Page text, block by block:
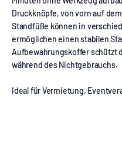
Druckknöpfe, von vorn auf
Standfüße können in
ermöglichen einen stabilen
Aufbewahrungskoffer schützt
während des Nichtgebrauchs.
Ideal für Vermietung,